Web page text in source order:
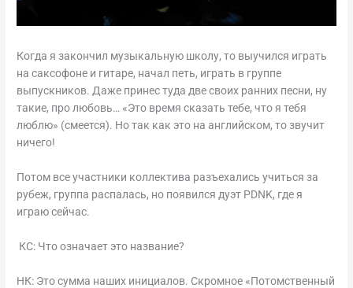
Когда я закончил музыкальную школу, то выучился играть
на саксофоне и гитаре, начал петь, играть в группе
выпускников. Даже принес туда две своих ранних песни, ну
такие, про любовь… «Это время сказать тебе, что я тебя
люблю» (смеется). Но так как это на английском, то звучит
ничего!
Потом все участники коллектива разъехались учиться за
рубеж, группа распалась, но появился дуэт PDNK, где я
играю сейчас.
КС: Что означает это название?
НК: Это сумма наших инициалов. Скромное «Потомственный